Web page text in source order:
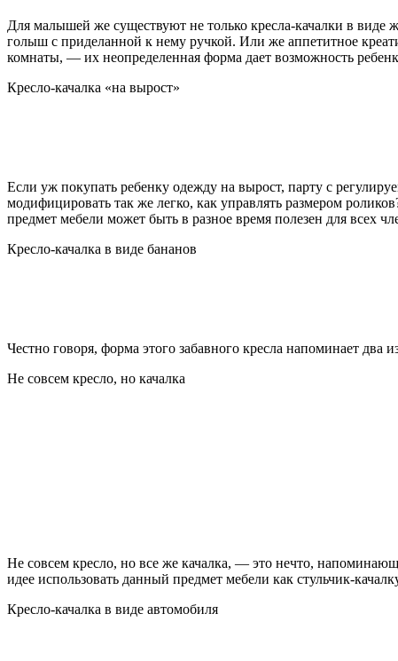
Для малышей же существуют не только кресла-качалки в
голыш с приделанной к нему ручкой. Или же аппетитное
комнаты, — их неопределенная форма дает возможность
Кресло-качалка «на вырост»
Если уж покупать ребенку одежду на вырост, парту с
модифицировать так же легко, как управлять размером
предмет мебели может быть в разное время полезен для всех
Кресло-качалка в виде бананов
Честно говоря, форма этого забавного кресла напоминает
Не совсем кресло, но качалка
Не совсем кресло, но все же качалка, — это нечто,
идее использовать данный предмет мебели как стульчик-
Кресло-качалка в виде автомобиля